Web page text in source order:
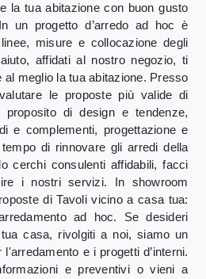
la tua abitazione con buon gusto
un progetto d’arredo ad hoc è
misure e collocazione degli
affidati al nostro negozio, ti
al meglio la tua abitazione. Presso
le proposte più valide di
di design e tendenze,
e complementi, progettazione e
di rinnovare gli arredi della
cerchi consulenti affidabili, facci
i nostri servizi. In showroom
di Tavoli vicino a casa tua:
ad hoc. Se desideri
casa, rivolgiti a noi, siamo un
e i progetti d’interni.
e preventivi o vieni a